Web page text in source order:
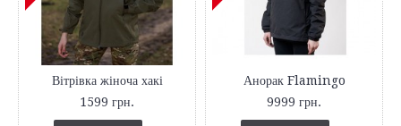
Вітрівка жіноча хакі
1599 грн.
Анорак Flamingo
9999 грн.